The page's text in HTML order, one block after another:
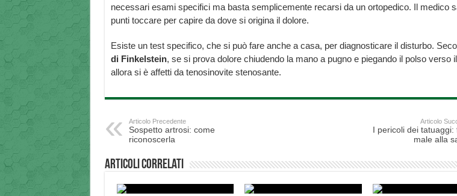
necessari esami specifici ma basta semplicemente recarsi da un ortopedico. Il medico
punti toccare per capire da dove si origina il dolore.
Esiste un test specifico, che si può fare anche a casa, per diagnosticare il disturbo.
di Finkelstein, se si prova dolore chiudendo la mano a pugno e piegando il polso verso
allora si è affetti da tenosinovite stenosante.
Articolo Precedente
Sospetto artrosi: come
riconoscerla
Articolo
I pericoli dei tatuaggi:
male alla
Articoli correlati